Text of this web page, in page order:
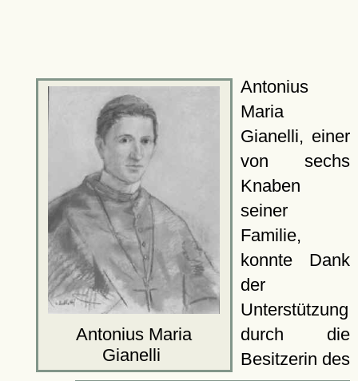
Antonius Maria
Gianelli
Antonius
Maria
Gianelli, einer
von sechs
Knaben
seiner
Familie,
konnte Dank
der
Unterstützung
durch die
Besitzerin des